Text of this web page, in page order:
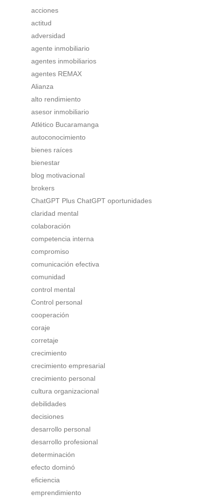
acciones
actitud
adversidad
agente inmobiliario
agentes inmobiliarios
agentes REMAX
Alianza
alto rendimiento
asesor inmobiliario
Atlético Bucaramanga
autoconocimiento
bienes raíces
bienestar
blog motivacional
brokers
ChatGPT Plus ChatGPT oportunidades
claridad mental
colaboración
competencia interna
compromiso
comunicación efectiva
comunidad
control mental
Control personal
cooperación
coraje
corretaje
crecimiento
crecimiento empresarial
crecimiento personal
cultura organizacional
debilidades
decisiones
desarrollo personal
desarrollo profesional
determinación
efecto dominó
eficiencia
emprendimiento